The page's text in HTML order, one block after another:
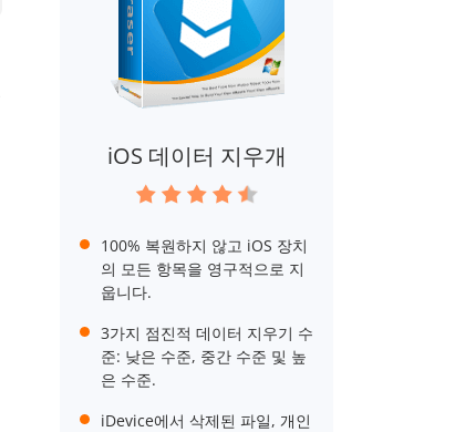
iOS 데이터 지우개
100% 복원하지 않고 iOS 장치
의 모든 항목을 영구적으로 지
웁니다.
3가지 점진적 데이터 지우기 수
준: 낮은 수준, 중간 수준 및 높
은 수준.
iDevice에서 삭제된 파일, 개인